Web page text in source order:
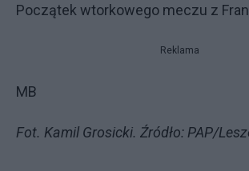
Początek wtorkowego meczu z
Reklama
MB
Fot. Kamil Grosicki. Źródło: PAP/